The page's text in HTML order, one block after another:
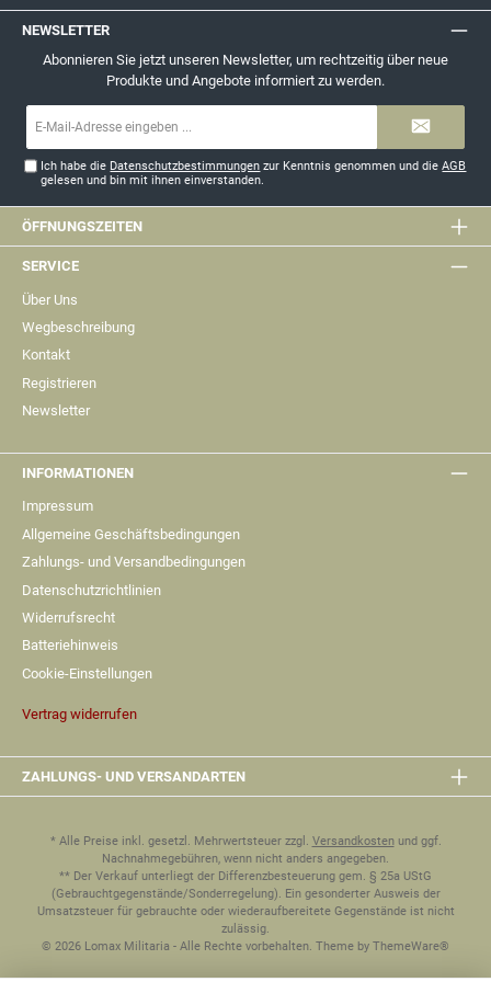
NEWSLETTER
Abonnieren Sie jetzt unseren Newsletter, um rechtzeitig über neue
Produkte und Angebote informiert zu werden.
Ich habe die Datenschutzbestimmungen zur Kenntnis genommen und dieAGB
gelesen und bin mit ihnen einverstanden.
ÖFFNUNGSZEITEN
SERVICE
Über Uns
Wegbeschreibung
Kontakt
Registrieren
Newsletter
INFORMATIONEN
Impressum
Allgemeine Geschäftsbedingungen
Zahlungs- und Versandbedingungen
Datenschutzrichtlinien
Widerrufsrecht
Batteriehinweis
Cookie-Einstellungen
Vertrag widerrufen
ZAHLUNGS- UND VERSANDARTEN
* Alle Preise inkl. gesetzl. Mehrwertsteuer zzgl. Versandkostenund ggf.
Nachnahmegebühren, wenn nicht anders angegeben.
** Der Verkauf unterliegt der Differenzbesteuerung gem. § 25a UStG
(Gebrauchtgegenstände/Sonderregelung). Ein gesonderter Ausweis der
Umsatzsteuer für gebrauchte oder wiederaufbereitete Gegenstände ist nicht
zulässig.
© 2026 Lomax Militaria - Alle Rechte vorbehalten. Theme by ThemeWare®